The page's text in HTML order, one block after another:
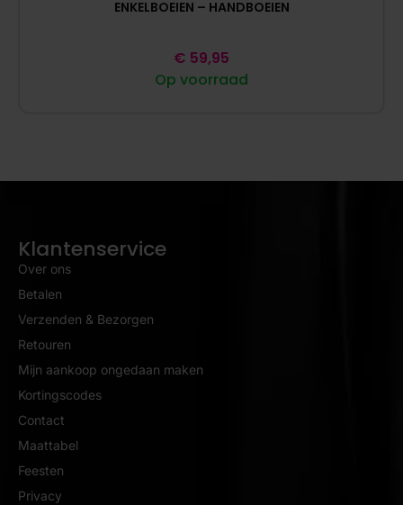
ENKELBOEIEN – HANDBOEIEN
Op voorraad
€ 59,95
Klantenservice
Over ons
Betalen
Verzenden & Bezorgen
Retouren
Mijn aankoop ongedaan maken
Kortingscodes
Contact
Maattabel
Feesten
Privacy